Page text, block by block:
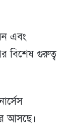
এবং
বিশেষ গুরুত্ব
আসছে।